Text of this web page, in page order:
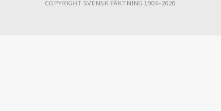
COPYRIGHT SVENSK FÄKTNING 1904–2026